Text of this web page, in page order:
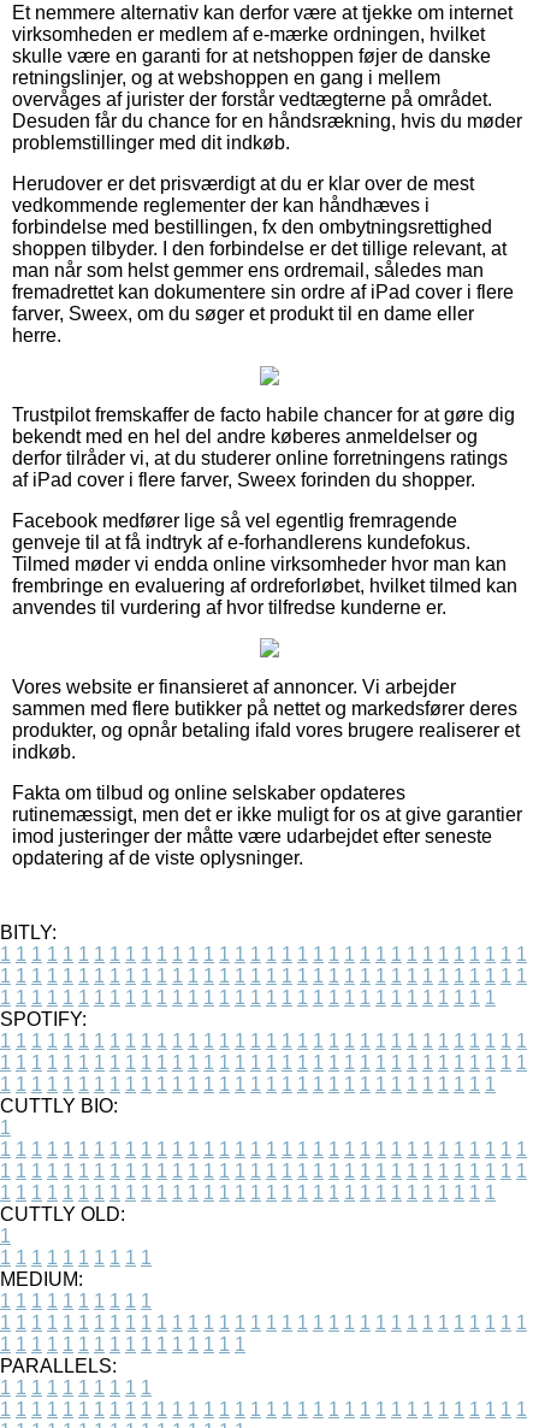
Et nemmere alternativ kan derfor være at tjekke om internet
virksomheden er medlem af e-mærke ordningen, hvilket
skulle være en garanti for at netshoppen føjer de danske
retningslinjer, og at webshoppen en gang i mellem
overvåges af jurister der forstår vedtægterne på området.
Desuden får du chance for en håndsrækning, hvis du møder
problemstillinger med dit indkøb.
Herudover er det prisværdigt at du er klar over de mest
vedkommende reglementer der kan håndhæves i
forbindelse med bestillingen, fx den ombytningsrettighed
shoppen tilbyder. I den forbindelse er det tillige relevant, at
man når som helst gemmer ens ordremail, således man
fremadrettet kan dokumentere sin ordre af iPad cover i flere
farver, Sweex, om du søger et produkt til en dame eller
herre.
Trustpilot fremskaffer de facto habile chancer for at gøre dig
bekendt med en hel del andre køberes anmeldelser og
derfor tilråder vi, at du studerer online forretningens ratings
af iPad cover i flere farver, Sweex forinden du shopper.
Facebook medfører lige så vel egentlig fremragende
genveje til at få indtryk af e-forhandlerens kundefokus.
Tilmed møder vi endda online virksomheder hvor man kan
frembringe en evaluering af ordreforløbet, hvilket tilmed kan
anvendes til vurdering af hvor tilfredse kunderne er.
Vores website er finansieret af annoncer. Vi arbejder
sammen med flere butikker på nettet og markedsfører deres
produkter, og opnår betaling ifald vores brugere realiserer et
indkøb.
Fakta om tilbud og online selskaber opdateres
rutinemæssigt, men det er ikke muligt for os at give garantier
imod justeringer der måtte være udarbejdet efter seneste
opdatering af de viste oplysninger.
BITLY:
1 1 1 1 1 1 1 1 1 1 1 1 1 1 1 1 1 1 1 1 1 1 1 1 1 1 1 1 1 1 1 1 1 1
1 1 1 1 1 1 1 1 1 1 1 1 1 1 1 1 1 1 1 1 1 1 1 1 1 1 1 1 1 1 1 1 1 1
1 1 1 1 1 1 1 1 1 1 1 1 1 1 1 1 1 1 1 1 1 1 1 1 1 1 1 1 1 1 1 1
SPOTIFY:
1 1 1 1 1 1 1 1 1 1 1 1 1 1 1 1 1 1 1 1 1 1 1 1 1 1 1 1 1 1 1 1 1 1
1 1 1 1 1 1 1 1 1 1 1 1 1 1 1 1 1 1 1 1 1 1 1 1 1 1 1 1 1 1 1 1 1 1
1 1 1 1 1 1 1 1 1 1 1 1 1 1 1 1 1 1 1 1 1 1 1 1 1 1 1 1 1 1 1 1
CUTTLY BIO:
1
1 1 1 1 1 1 1 1 1 1 1 1 1 1 1 1 1 1 1 1 1 1 1 1 1 1 1 1 1 1 1 1 1 1
1 1 1 1 1 1 1 1 1 1 1 1 1 1 1 1 1 1 1 1 1 1 1 1 1 1 1 1 1 1 1 1 1 1
1 1 1 1 1 1 1 1 1 1 1 1 1 1 1 1 1 1 1 1 1 1 1 1 1 1 1 1 1 1 1 1
CUTTLY OLD:
1
1 1 1 1 1 1 1 1 1 1
MEDIUM:
1 1 1 1 1 1 1 1 1 1
1 1 1 1 1 1 1 1 1 1 1 1 1 1 1 1 1 1 1 1 1 1 1 1 1 1 1 1 1 1 1 1 1 1
1 1 1 1 1 1 1 1 1 1 1 1 1 1 1 1
PARALLELS:
1 1 1 1 1 1 1 1 1 1
1 1 1 1 1 1 1 1 1 1 1 1 1 1 1 1 1 1 1 1 1 1 1 1 1 1 1 1 1 1 1 1 1 1